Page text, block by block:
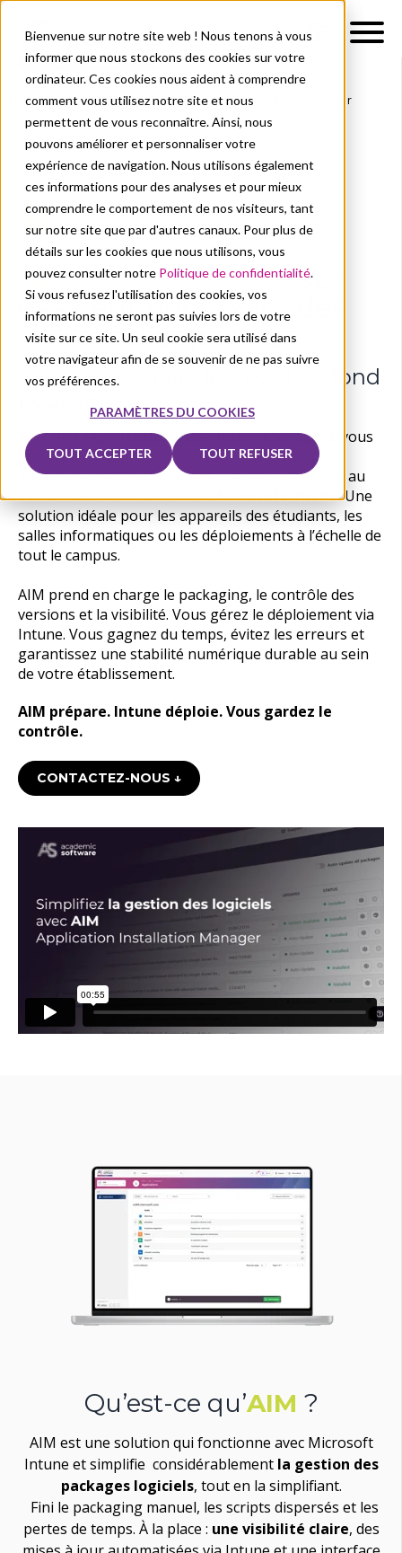
Bienvenue sur notre site web ! Nous tenons à vous
informer que nous stockons des cookies sur votre
ordinateur. Ces cookies nous aident à comprendre
comment vous utilisez notre site et nous
permettent de vous reconnaître. Ainsi, nous
pouvons améliorer et personnaliser votre
expérience de navigation. Nous utilisons également
ces informations pour des analyses et pour mieux
comprendre le comportement de nos visiteurs, tant
sur notre site que par d'autres canaux. Pour plus de
détails sur les cookies que nous utilisons, vous
pouvez consulter notre Politique de confidentialité.
Si vous refusez l'utilisation des cookies, vos
informations ne seront pas suivies lors de votre
visite sur ce site. Un seul cookie sera utilisé dans
votre navigateur afin de se souvenir de ne pas suivre
vos préférences.
PARAMÈTRES DU COOKIES
TOUT ACCEPTER TOUT REFUSER
Nos solutions Services AIM: Application Installation Manager
Gérez vos logicielssur
descentaines voire des
milliers d'appareils
Laissez AIM
faire le travail de fond
AvecAIM (Application Installation Manager)
, vous
automatisez la préparation des installations
logicielles, les mises à jour et la gestion continue au
sein de votre environnementMicrosoft Intune. Une
solution idéale pour les appareils des étudiants, les
salles informatiques ou les déploiements à l’échelle de
tout le campus.
AIM prend en charge le packaging, le contrôle des
versions et la visibilité. Vous gérez le déploiement via
Intune. Vous gagnez du temps, évitez les erreurs et
garantissez une stabilité numérique durable au sein
de votre établissement.
AIM prépare. Intune déploie. Vous gardez le
contrôle.
CONTACTEZ-NOUS ↓
Qu’est-ce qu’AIM ?
AIM est une solution qui fonctionne avec Microsoft
Intune etsimplifie considérablement la gestion des
packages logiciels, tout en la simplifiant.
Fini le packaging manuel, les scripts dispersés et les
pertes de temps. À la place : une visibilité claire, des